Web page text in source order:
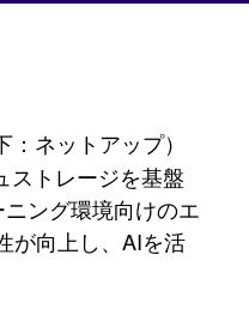
ネットアップ）
ストレージを基盤
ング環境向けのエ
が向上し、AIを活